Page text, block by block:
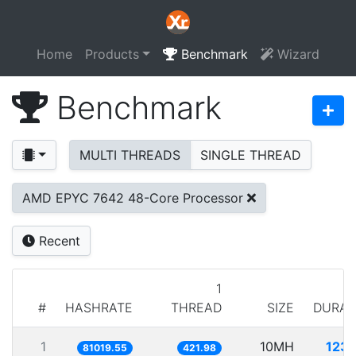
Home Products Benchmark Wizard
Benchmark
MULTI THREADS SINGLE THREAD
AMD EPYC 7642 48-Core Processor
Recent
# HASHRATE
1
THREAD
SIZE
1 81019.55 421.98 10MH